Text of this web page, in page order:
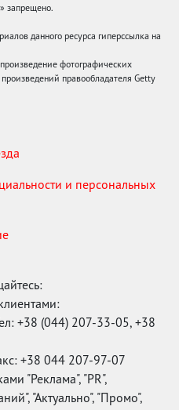
запрещено.
данного ресурса гиперссылка на
фотографических
правообладателя Getty
и персональных
+38 (044) 207-33-05, +38
+38 044 207-97-07
"Реклама", "PR",
"Актуально", "Промо",